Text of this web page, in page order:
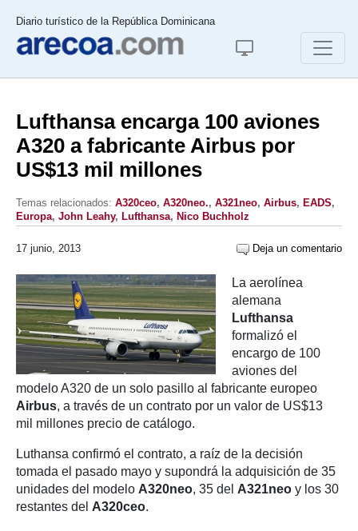
Diario turístico de la República Dominicana
Lufthansa encarga 100 aviones
A320 a fabricante Airbus por
US$13 mil millones
Temas relacionados: A320ceo, A320neo., A321neo, Airbus, EADS,
Europa, John Leahy, Lufthansa, Nico Buchholz
17 junio, 2013 Deja un comentario
La aerolínea
alemana
Lufthansa
formalizó el
encargo de 100
aviones del
modelo A320 de un solo pasillo al fabricante europeo
Airbus, a través de un contrato por un valor de US$13
mil millones precio de catálogo.
Luthansa confirmó el contrato, a raíz de la decisión
tomada el pasado mayo y supondrá la adquisición de 35
unidades del modelo A320neo, 35 del A321neo y los 30
restantes del A320ceo.